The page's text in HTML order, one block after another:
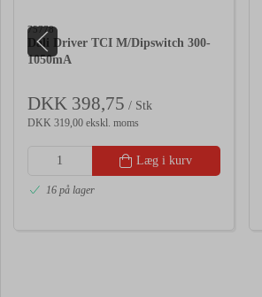
75778
Dali Driver TCI M/Dipswitch 300-
1050mA
DKK 398,75 / Stk
DKK 319,00 ekskl. moms
Læg i kurv
16 på lager